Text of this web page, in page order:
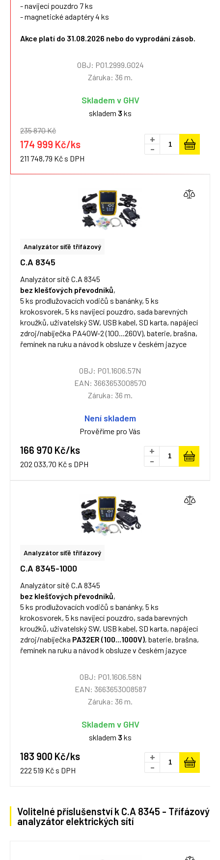
- navíjecí pouzdro 7 ks
- magnetické adaptéry 4 ks
Akce platí do 31.08.2026 nebo do vyprodání zásob.
OBJ: P01.2999.G024
Záruka: 36 m.
Skladem v GHV
skladem 3 ks
235 870 Kč
174 999 Kč/ks
211 748,79 Kč s DPH
+
-
Analyzátor síťě třífázový
C.A 8345
Analyzátor sítě C.A 8345
bez klešťových převodníků,
5 ks prodlužovacích vodičů s banánky, 5 ks
krokosvorek, 5 ks navíjecí pouzdro, sada barevných
kroužků, uživatelský SW, USB kabel, SD karta, napájecí
zdroj/nabíječka PA40W-2 (100...260V), baterie, brašna,
řemínek na ruku a návod k obsluze v českém jazyce
OBJ: P01.1606.57N
EAN: 3663653008570
Záruka: 36 m.
Není skladem
Prověříme pro Vás
166 970 Kč/ks
202 033,70 Kč s DPH
+
-
Analyzátor síťě třífázový
C.A 8345-1000
Analyzátor sítě C.A 8345
bez klešťových převodníků,
5 ks prodlužovacích vodičů s banánky, 5 ks
krokosvorek, 5 ks navíjecí pouzdro, sada barevných
kroužků, uživatelský SW, USB kabel, SD karta, napájecí
zdroj/nabíječka PA32ER (100...1000V), baterie, brašna,
řemínek na ruku a návod k obsluze v českém jazyce
OBJ: P01.1606.58N
EAN: 3663653008587
Záruka: 36 m.
Skladem v GHV
skladem 3 ks
183 900 Kč/ks
222 519 Kč s DPH
+
-
Volitelné příslušenství k C.A 8345 - Třífázový
analyzátor elektrických sítí